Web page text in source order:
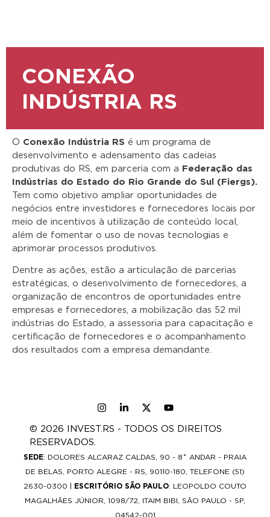
CONEXÃO
INDÚSTRIA RS
O Conexão Indústria RS é um programa de
desenvolvimento e adensamento das cadeias
produtivas do RS, em parceria com a Federação das
Indústrias do Estado do Rio Grande do Sul (Fiergs).
Tem como objetivo ampliar oportunidades de
negócios entre investidores e fornecedores locais por
meio de incentivos à utilização de conteúdo local,
além de fomentar o uso de novas tecnologias e
aprimorar processos produtivos.
Dentre as ações, estão a articulação de parcerias
estratégicas, o desenvolvimento de fornecedores, a
organização de encontros de oportunidades entre
empresas e fornecedores, a mobilização das 52 mil
indústrias do Estado, a assessoria para capacitação e
certificação de fornecedores e o acompanhamento
dos resultados com a empresa demandante.
© 2026 INVEST.RS - TODOS OS DIREITOS
RESERVADOS.
SEDE: DOLORES ALCARAZ CALDAS, 90 - 8˚ ANDAR - PRAIA
DE BELAS, PORTO ALEGRE - RS, 90110-180, TELEFONE (51)
2630-0300 | ESCRITÓRIO SÃO PAULO: LEOPOLDO COUTO
MAGALHÃES JÚNIOR, 1098/72, ITAIM BIBI, SÃO PAULO - SP,
04542-001